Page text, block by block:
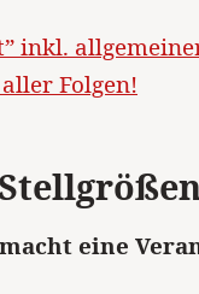
inkl.
Folgen!
eine